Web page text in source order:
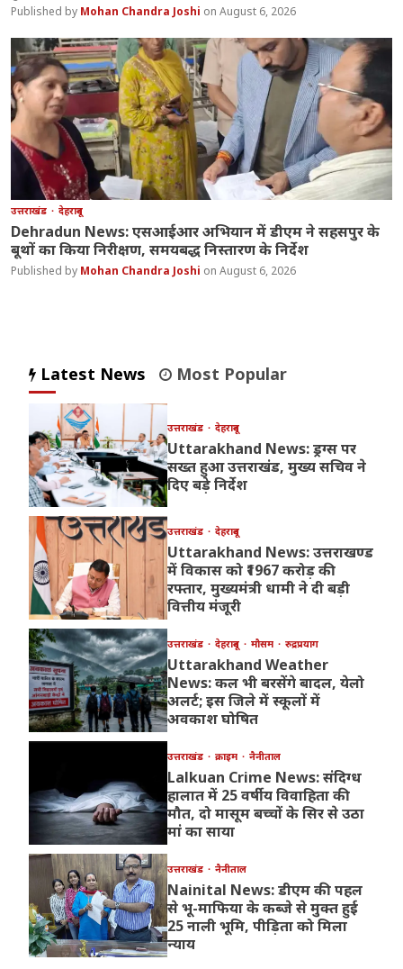
Mohan Chandra Joshi August 6, 2026
उत्तराखंड देहरादून
Dehradun News: एसआईआर अभियान में डीएम ने सहसपुर के
बूथों का किया निरीक्षण, समयबद्ध निस्तारण के निर्देश
Mohan Chandra Joshi August 6, 2026
Latest News Most Popular
उत्तराखंड देहरादून
Uttarakhand News: ड्रग्स पर
सख्त हुआ उत्तराखंड, मुख्य सचिव ने
दिए बड़े निर्देश
उत्तराखंड देहरादून
Uttarakhand News: उत्तराखण्ड
में विकास को ₹1967 करोड़ की
रफ्तार, मुख्यमंत्री धामी ने दी बड़ी
वित्तीय मंजूरी
उत्तराखंड देहरादून मौसम रुद्रप्रयाग
Uttarakhand Weather
News: कल भी बरसेंगे बादल, येलो
अलर्ट; इस जिले में स्कूलों में
अवकाश घोषित
उत्तराखंड क्राइम नैनीताल
Lalkuan Crime News: संदिग्ध
हालात में 25 वर्षीय विवाहिता की
मौत, दो मासूम बच्चों के सिर से उठा
मां का साया
उत्तराखंड नैनीताल
Nainital News: डीएम की पहल
से भू-माफिया के कब्जे से मुक्त हुई
25 नाली भूमि, पीड़िता को मिला
न्याय